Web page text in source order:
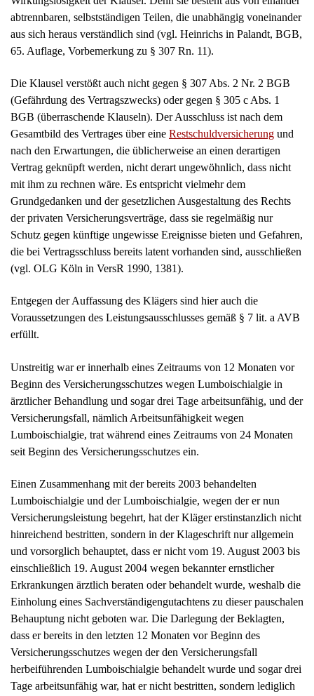
abtrennbaren, selbstständigen Teilen, die unabhängig voneinander
aus sich heraus verständlich sind (vgl. Heinrichs in Palandt, BGB,
65. Auflage, Vorbemerkung zu § 307 Rn. 11).
Die Klausel verstößt auch nicht gegen § 307 Abs. 2 Nr. 2 BGB
(Gefährdung des Vertragszwecks) oder gegen § 305 c Abs. 1
BGB (überraschende Klauseln). Der Ausschluss ist nach dem
Gesamtbild des Vertrages über eine Restschuldversicherung und
nach den Erwartungen, die üblicherweise an einen derartigen
Vertrag geknüpft werden, nicht derart ungewöhnlich, dass nicht
mit ihm zu rechnen wäre. Es entspricht vielmehr dem
Grundgedanken und der gesetzlichen Ausgestaltung des Rechts
der privaten Versicherungsverträge, dass sie regelmäßig nur
Schutz gegen künftige ungewisse Ereignisse bieten und Gefahren,
die bei Vertragsschluss bereits latent vorhanden sind, ausschließen
(vgl. OLG Köln in VersR 1990, 1381).
Entgegen der Auffassung des Klägers sind hier auch die
Voraussetzungen des Leistungsausschlusses gemäß § 7 lit. a AVB
erfüllt.
Unstreitig war er innerhalb eines Zeitraums von 12 Monaten vor
Beginn des Versicherungsschutzes wegen Lumboischialgie in
ärztlicher Behandlung und sogar drei Tage arbeitsunfähig, und der
Versicherungsfall, nämlich Arbeitsunfähigkeit wegen
Lumboischialgie, trat während eines Zeitraums von 24 Monaten
seit Beginn des Versicherungsschutzes ein.
Einen Zusammenhang mit der bereits 2003 behandelten
Lumboischialgie und der Lumboischialgie, wegen der er nun
Versicherungsleistung begehrt, hat der Kläger erstinstanzlich nicht
hinreichend bestritten, sondern in der Klageschrift nur allgemein
und vorsorglich behauptet, dass er nicht vom 19. August 2003 bis
einschließlich 19. August 2004 wegen bekannter ernstlicher
Erkrankungen ärztlich beraten oder behandelt wurde, weshalb die
Einholung eines Sachverständigengutachtens zu dieser pauschalen
Behauptung nicht geboten war. Die Darlegung der Beklagten,
dass er bereits in den letzten 12 Monaten vor Beginn des
Versicherungsschutzes wegen der den Versicherungsfall
herbeiführenden Lumboischialgie behandelt wurde und sogar drei
Tage arbeitsunfähig war, hat er nicht bestritten, sondern lediglich